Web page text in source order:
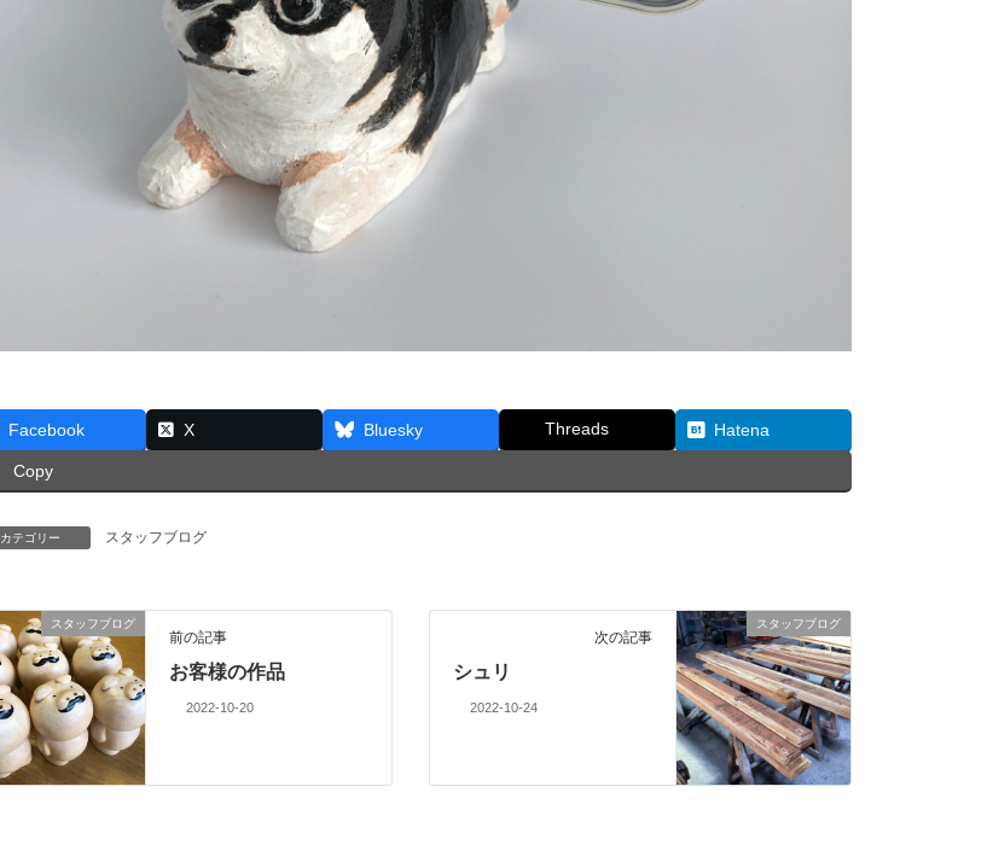
Facebook X Bluesky Threads Hatena
Copy
カテゴリー スタッフブログ
スタッフブログ
前の記事
お客様の作品
2022-10-20
スタッフブログ
次の記事
シュリ
2022-10-24